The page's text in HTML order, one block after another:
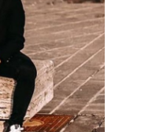
Donna
Occhiali da sole
Meller
Moda
Azalee Tigris Olive